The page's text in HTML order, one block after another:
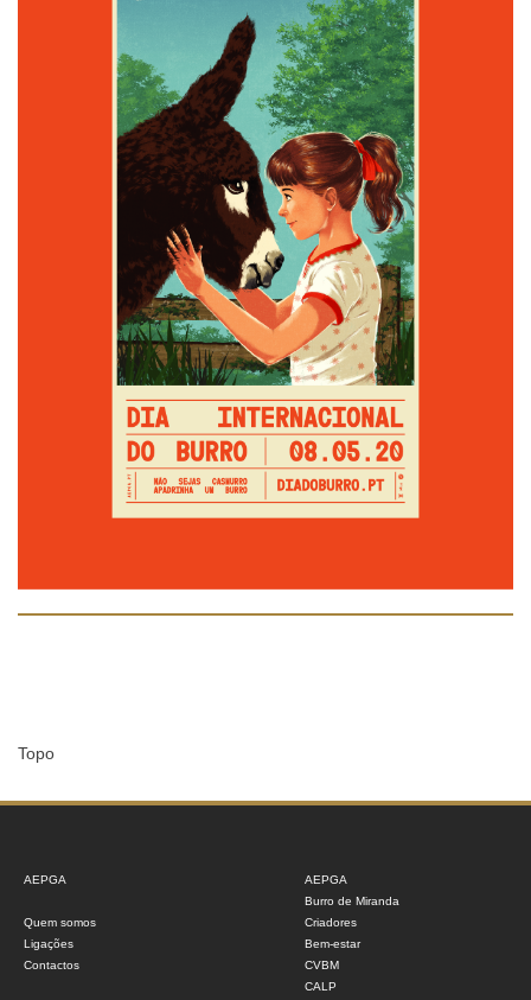
Topo
AEPGA
Quem somos
Ligações
Contactos
AEPGA
Burro de Miranda
Criadores
Bem-estar
CVBM
CALP